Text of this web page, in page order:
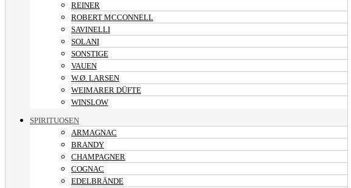
REINER
ROBERT MCCONNELL
SAVINELLI
SOLANI
SONSTIGE
VAUEN
W.Ø. LARSEN
WEIMARER DÜFTE
WINSLOW
SPIRITUOSEN
ARMAGNAC
BRANDY
CHAMPAGNER
COGNAC
EDELBRÄNDE